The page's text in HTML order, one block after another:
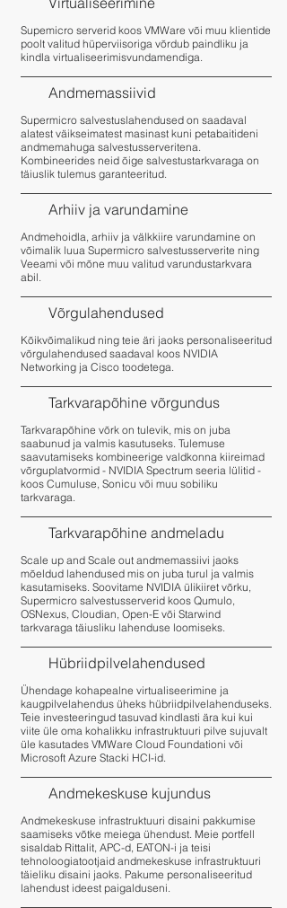
Supemicro serverid koos VMWare või muu klientide
poolt valitud hüperviisoriga võrdub paindliku ja
kindla virtualiseerimisvundamendiga.
Andmemassiivid
Supermicro salvestuslahendused on saadaval
alatest väikseimatest masinast kuni petabaitideni
andmemahuga salvestusserveritena.
Kombineerides neid õige salvestustarkvaraga on
täiuslik tulemus garanteeritud.
Arhiiv ja varundamine
Andmehoidla, arhiiv ja välkkiire varundamine on
võimalik luua Supermicro salvestusserverite ning
Veeami või mõne muu valitud varundustarkvara
abil.
Võrgulahendused
Kõikvõimalikud ning teie äri jaoks personaliseeritud
võrgulahendused saadaval koos NVIDIA
Networking ja Cisco toodetega.
Tarkvarapõhine võrgundus
Tarkvarapõhine võrk on tulevik, mis on juba
saabunud ja valmis kasutuseks. Tulemuse
saavutamiseks kombineerige valdkonna kiireimad
võrguplatvormid - NVIDIA Spectrum seeria lülitid -
koos Cumuluse, Sonicu või muu sobiliku
tarkvaraga.
Tarkvarapõhine andmeladu
Scale up and Scale out andmemassiivi jaoks
mõeldud lahendused mis on juba turul ja valmis
kasutamiseks. Soovitame NVIDIA ülikiiret võrku,
Supermicro salvestusserverid koos Qumulo,
OSNexus, Cloudian, Open-E või Starwind
tarkvaraga täiusliku lahenduse loomiseks.
Hübriidpilvelahendused
Ühendage kohapealne virtualiseerimine ja
kaugpilvelahendus üheks hübriidpilvelahenduseks.
Teie investeeringud tasuvad kindlasti ära kui kui
viite üle oma kohalikku infrastruktuuri pilve sujuvalt
üle kasutades VMWare Cloud Foundationi või
Microsoft Azure Stacki HCI-id.
Andmekeskuse kujundus
Andmekeskuse infrastruktuuri disaini pakkumise
saamiseks võtke meiega ühendust. Meie portfell
sisaldab Rittalit, APC-d, EATON-i ja teisi
tehnoloogiatootjaid andmekeskuse infrastruktuuri
täieliku disaini jaoks. Pakume personaliseeritud
lahendust ideest paigalduseni.